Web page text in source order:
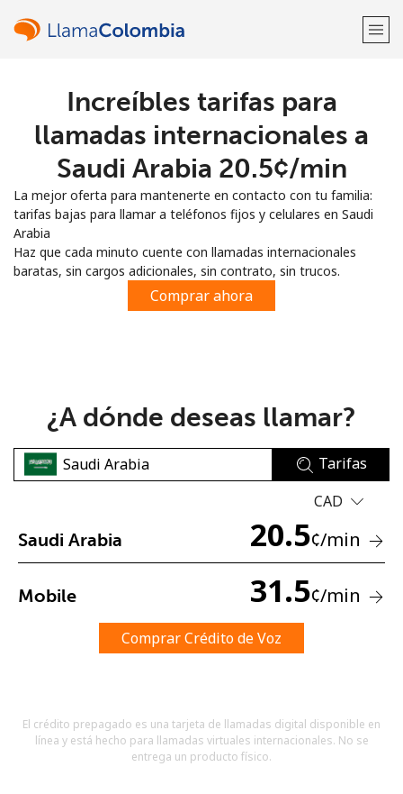
¡Bienvenido!
Regístrate con
o
No se ha creado una contraseña
Una letra mayúscula y una minúscula
Un caracter especial
Increíbles tarifas para
llamadas internacionales a
Saudi Arabia ⁦20.5¢⁩/min
La mejor oferta para mantenerte en contacto con tu familia:
tarifas bajas para llamar a teléfonos fijos y celulares en Saudi
Arabia
Haz que cada minuto cuente con llamadas internacionales
baratas, sin cargos adicionales, sin contrato, sin trucos.
Comprar ahora
¿A dónde deseas llamar?
Tarifas
CAD
Saudi Arabia 20.5¢/min
Mobile 31.5¢/min
Comprar Crédito de Voz
El crédito prepagado es una tarjeta de llamadas digital disponible en
línea y está hecho para llamadas virtuales internacionales. No se
entrega un producto físico.